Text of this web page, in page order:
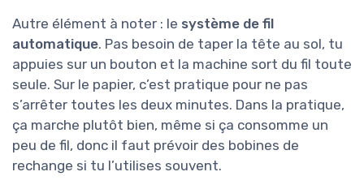
Autre élément à noter : le système de fil
automatique. Pas besoin de taper la tête au sol, tu
appuies sur un bouton et la machine sort du fil toute
seule. Sur le papier, c’est pratique pour ne pas
s’arrêter toutes les deux minutes. Dans la pratique,
ça marche plutôt bien, même si ça consomme un
peu de fil, donc il faut prévoir des bobines de
rechange si tu l’utilises souvent.